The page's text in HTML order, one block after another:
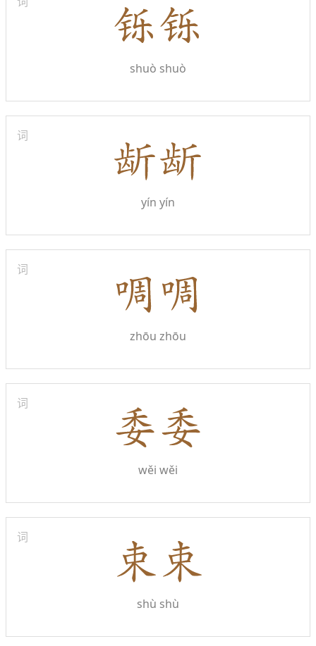
shuò shuò
词
yín yín
词
zhōu zhōu
词
wěi wěi
词
shù shù